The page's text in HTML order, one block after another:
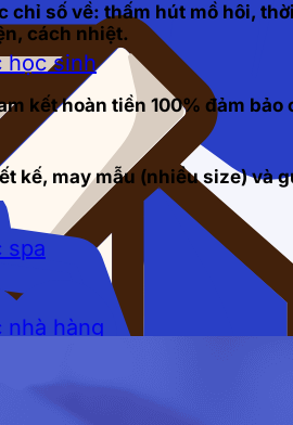
học sinh
spa
hàng
sạn
chỉ số về: thấm hút mồ hôi,
cách nhiệt.
kết hoàn tiền 100% đảm
kế, may mẫu (nhiều size) và